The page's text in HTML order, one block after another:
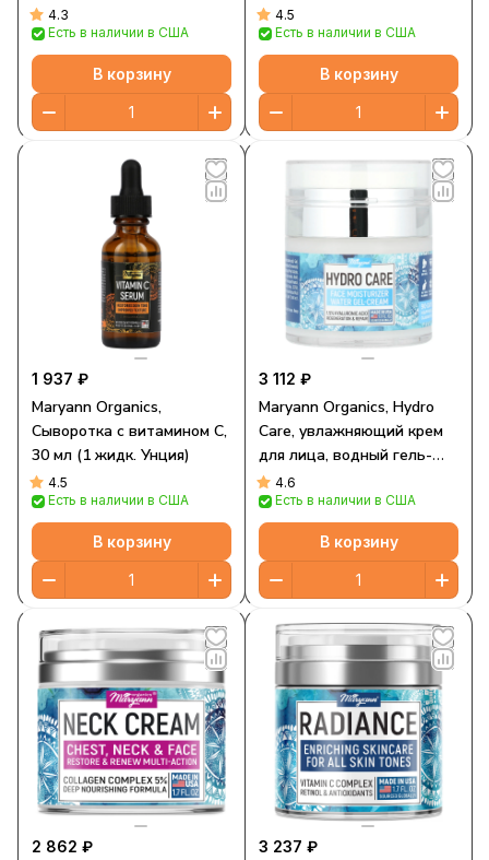
золотом, 32 шт. по 10 г
4.3
Есть в наличии в США
В корзину
50 шт.
4.5
Есть в наличии в США
В корзину
1 937 ₽
Maryann Organics,
Сыворотка с витамином C,
30 мл (1 жидк. Унция)
4.5
Есть в наличии в США
В корзину
3 112 ₽
Maryann Organics, Hydro
Care, увлажняющий крем
для лица, водный гель-
крем, 1,7 жидк. Унции
4.6
Есть в наличии в США
В корзину
2 862 ₽ 3 237 ₽